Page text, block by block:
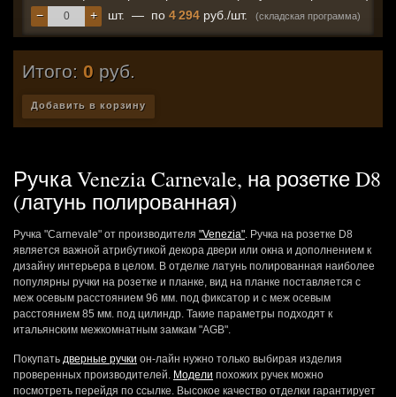
+
− шт. — по 4 294 руб./шт. (складская программа)
Итого: 0 руб.
Добавить в корзину
Ручка Venezia Carnevale, на розетке D8
(латунь полированная)
Ручка "Carnevale" от производителя "Venezia" . Ручка на розетке D8
является важной атрибутикой декора двери или окна и дополнением к
дизайну интерьера в целом. В отделке латунь полированная наиболее
популярны ручки на розетке и планке, вид на планке поставляется с
меж осевым расстоянием 96 мм. под фиксатор и с меж осевым
расстоянием 85 мм. под цилиндр. Такие параметры подходят к
итальянским межкомнатным замкам "AGB".
Покупать дверные ручки он-лайн нужно только выбирая изделия
проверенных производителей. Модели похожих ручек можно
посмотреть перейдя по ссылке. Высокое качество отделки гарантирует